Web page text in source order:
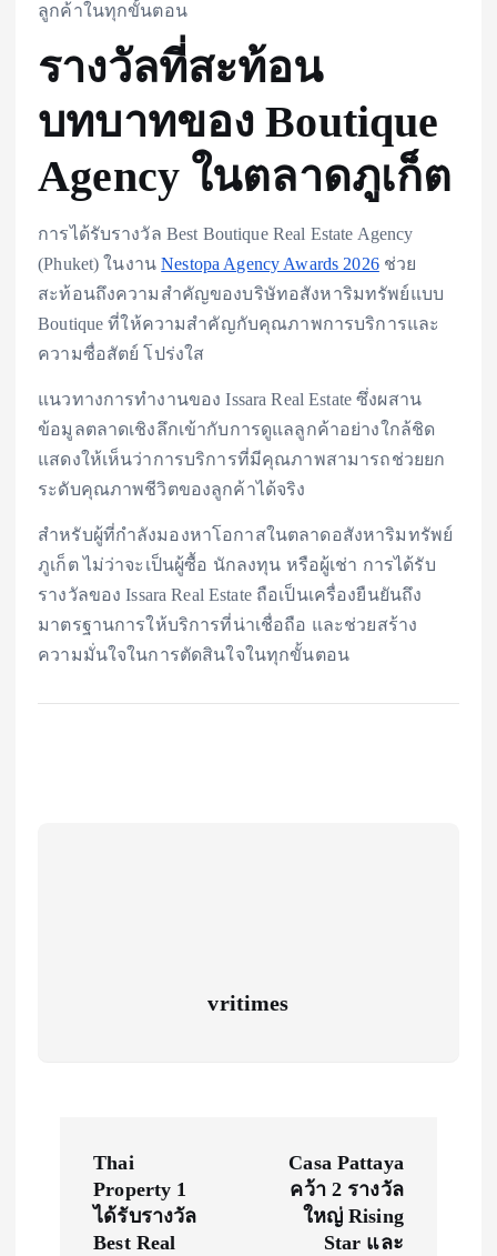
ลูกค้าในทุกขั้นตอน
รางวัลที่สะท้อน
บทบาทของ Boutique
Agency ในตลาดภูเก็ต
การได้รับรางวัล Best Boutique Real Estate Agency
(Phuket) ในงานNestopa Agency Awards 2026ช่วย
สะท้อนถึงความสำคัญของบริษัทอสังหาริมทรัพย์แบบ
Boutique ที่ให้ความสำคัญกับคุณภาพการบริการและ
ความซื่อสัตย์ โปร่งใส
แนวทางการทำงานของ Issara Real Estate ซึ่งผสาน
ข้อมูลตลาดเชิงลึกเข้ากับการดูแลลูกค้าอย่างใกล้ชิด
แสดงให้เห็นว่าการบริการที่มีคุณภาพสามารถช่วยยก
ระดับคุณภาพชีวิตของลูกค้าได้จริง
สำหรับผู้ที่กำลังมองหาโอกาสในตลาดอสังหาริมทรัพย์
ภูเก็ต ไม่ว่าจะเป็นผู้ซื้อ นักลงทุน หรือผู้เช่า การได้รับ
รางวัลของ Issara Real Estate ถือเป็นเครื่องยืนยันถึง
มาตรฐานการให้บริการที่น่าเชื่อถือ และช่วยสร้าง
ความมั่นใจในการตัดสินใจในทุกขั้นตอน
vritimes
Thai
Property 1
ได้รับรางวัล
Best Real
Casa Pattaya
คว้า 2 รางวัล
ใหญ่ Rising
Star และ